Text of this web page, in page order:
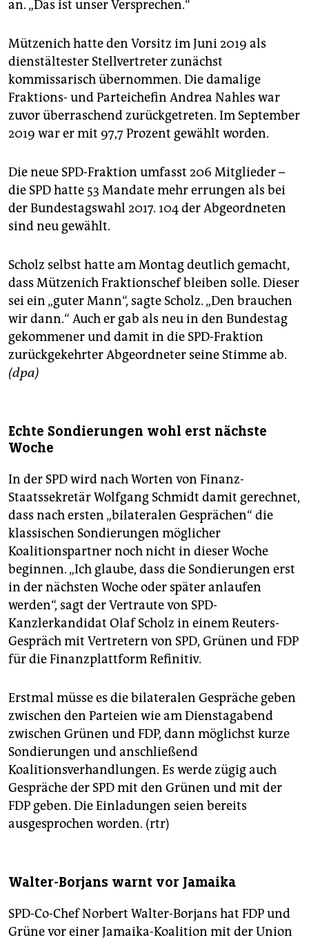
an. „Das ist unser Versprechen.“
Mützenich hatte den Vorsitz im Juni 2019 als
dienstältester Stellvertreter zunächst
kommissarisch übernommen. Die damalige
Fraktions- und Parteichefin Andrea Nahles war
zuvor überraschend zurückgetreten. Im September
2019 war er mit 97,7 Prozent gewählt worden.
Die neue SPD-Fraktion umfasst 206 Mitglieder –
die SPD hatte 53 Mandate mehr errungen als bei
der Bundestagswahl 2017. 104 der Abgeordneten
sind neu gewählt.
Scholz selbst hatte am Montag deutlich gemacht,
dass Mützenich Fraktionschef bleiben solle. Dieser
sei ein „guter Mann“, sagte Scholz. „Den brauchen
wir dann.“ Auch er gab als neu in den Bundestag
gekommener und damit in die SPD-Fraktion
zurückgekehrter Abgeordneter seine Stimme ab.
(dpa)
Echte Sondierungen wohl erst nächste
Woche
In der SPD wird nach Worten von Finanz-
Staatssekretär Wolfgang Schmidt damit gerechnet,
dass nach ersten „bilateralen Gesprächen“ die
klassischen Sondierungen möglicher
Koalitionspartner noch nicht in dieser Woche
beginnen. „Ich glaube, dass die Sondierungen erst
in der nächsten Woche oder später anlaufen
werden“, sagt der Vertraute von SPD-
Kanzlerkandidat Olaf Scholz in einem Reuters-
Gespräch mit Vertretern von SPD, Grünen und FDP
für die Finanzplattform Refinitiv.
Erstmal müsse es die bilateralen Gespräche geben
zwischen den Parteien wie am Dienstagabend
zwischen Grünen und FDP, dann möglichst kurze
Sondierungen und anschließend
Koalitionsverhandlungen. Es werde zügig auch
Gespräche der SPD mit den Grünen und mit der
FDP geben. Die Einladungen seien bereits
ausgesprochen worden. (rtr)
Walter-Borjans warnt vor Jamaika
SPD-Co-Chef Norbert Walter-Borjans hat FDP und
Grüne vor einer Jamaika-Koalition mit der Union